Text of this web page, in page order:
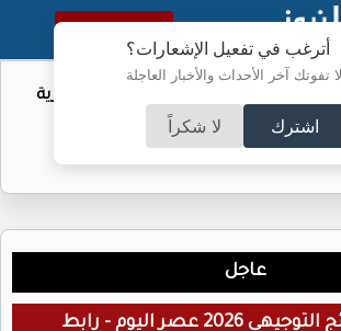
أترغب في تفعيل الإشعارات؟
تفوتك آخر الأحداث والأخبار العاجلة
اشترك لا شكراً
النسخة الكاملة
الأمن: لا تهاون مع مطلقي العيارات النارية
عاجل
عصر اليوم - رابط